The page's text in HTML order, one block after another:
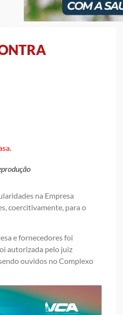
na Empresa
coercitivamente, para o
e fornecedores foi
autorizada pelo juiz
ouvidos no Complexo